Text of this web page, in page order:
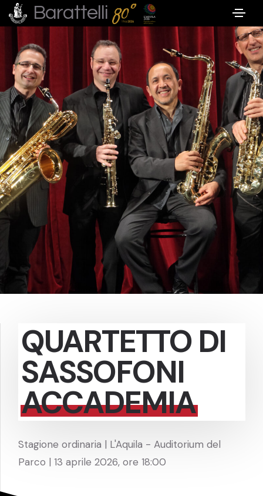
Barattelli
QUARTETTO DI
SASSOFONI
ACCADEMIA
Stagione ordinaria | L'Aquila - Auditorium del
Parco | 13 aprile 2026, ore 18:00